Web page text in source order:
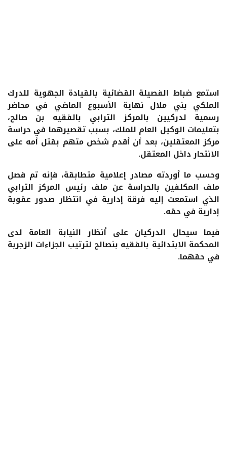
استمع ضباط الفصيلة القضائية بالقيادة الجهوية للدرك
الملكي بني ملال نهاية الأسبوع الماضي في محاضر
رسمية لدركيين بالمركز الترابي بالفقيه بن صالح،
بتعليمات الوكيل العام للملك، بسبب تقصيرهما في حراسة
مركز المعتقلين، بعد أن أقدم شخص متهم بقتل أمه على
الانتحار داخل المعتقل.
وحسب ما أوردته مصادر إعلامية متطابقة، فإنه تم فصل
ملف المكلفين بالحراسة عن ملف رئيس المركز الترابي
الذي استمعت إليه فرقة إدارية في انتظار صدور عقوبة
إدارية في حقه.
فيما سيحال الدركيان على أنظار النيابة العامة لدى
المحكمة الابتدائية بالفقيه بنصالح لترتيب الجزاءات الزجرية
في حقهما.